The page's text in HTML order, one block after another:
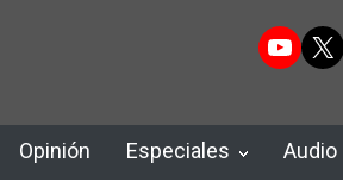
X
Opinión Especiales Audio